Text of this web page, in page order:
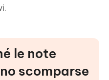
le note
scomparse